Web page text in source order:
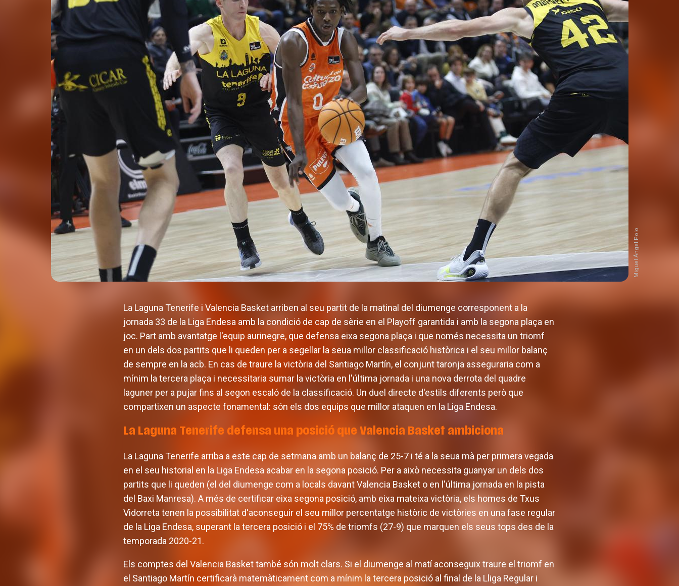
Miguel Ángel Polo
La Laguna Tenerife i Valencia Basket arriben al seu partit de la matinal del diumenge corresponent a la
jornada 33 de la Liga Endesa amb la condició de cap de sèrie en el Playoff garantida i amb la segona plaça en
joc. Part amb avantatge l'equip aurinegre, que defensa eixa segona plaça i que només necessita un triomf
en un dels dos partits que li queden per a segellar la seua millor classificació històrica i el seu millor balanç
de sempre en la acb. En cas de traure la victòria del Santiago Martín, el conjunt taronja asseguraria com a
mínim la tercera plaça i necessitaria sumar la victòria en l'última jornada i una nova derrota del quadre
laguner per a pujar fins al segon escaló de la classificació. Un duel directe d'estils diferents però que
compartixen un aspecte fonamental: són els dos equips que millor ataquen en la Liga Endesa.
La Laguna Tenerife defensa una posició que Valencia Basket ambiciona
La Laguna Tenerife arriba a este cap de setmana amb un balanç de 25-7 i té a la seua mà per primera vegada
en el seu historial en la Liga Endesa acabar en la segona posició. Per a això necessita guanyar un dels dos
partits que li queden (el del diumenge com a locals davant Valencia Basket o en l'última jornada en la pista
del Baxi Manresa). A més de certificar eixa segona posició, amb eixa mateixa victòria, els homes de Txus
Vidorreta tenen la possibilitat d'aconseguir el seu millor percentatge històric de victòries en una fase regular
de la Liga Endesa, superant la tercera posició i el 75% de triomfs (27-9) que marquen els seus tops des de la
temporada 2020-21.
Els comptes del Valencia Basket també són molt clars. Si el diumenge al matí aconseguix traure el triomf en
el Santiago Martín certificarà matemàticament com a mínim la tercera posició al final de la Lliga Regular i